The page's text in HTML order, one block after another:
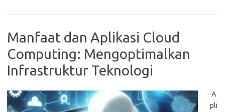
Manfaat dan Aplikasi Cloud
Computing: Mengoptimalkan
Infrastruktur Teknologi
A
pli